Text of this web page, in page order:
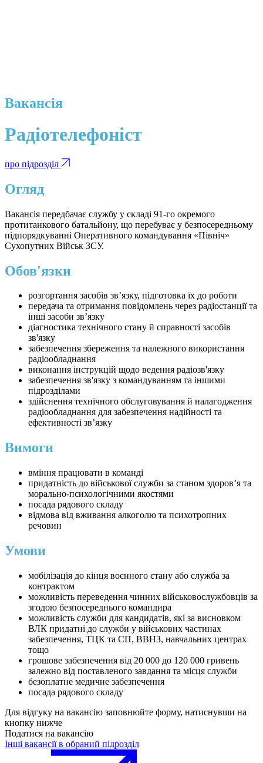
Вакансія
Радіотелефоніст
про підрозділ
Огляд
Вакансія передбачає службу у складі 91-го окремого
протитанкового батальйону, що перебуває у безпосередньому
підпорядкуванні Оперативного командування «Північ»
Сухопутних Військ ЗСУ.
Обов'язки
розгортання засобів зв’язку, підготовка їх до роботи
передача та отримання повідомлень через радіостанції та
інші засоби зв’язку
діагностика технічного стану й справності засобів
зв'язку
забезпечення збереження та належного використання
радіообладнання
виконання інструкцій щодо ведення радіозв'язку
забезпечення зв'язку з командуванням та іншими
підрозділами
здійснення технічного обслуговування й налагодження
радіообладнання для забезпечення надійності та
ефективності зв’язку
Вимоги
вміння працювати в команді
придатність до військової служби за станом здоров’я та
морально-психологічними якостями
посада рядового складу
відмова від вживання алкоголю та психотропних
речовин
Умови
мобілізація до кінця воєнного стану або служба за
контрактом
можливість переведення чинних військовослужбовців за
згодою безпосереднього командира
можливість служби для кандидатів, які за висновком
ВЛК придатні до служби у військових частинах
забезпечення, ТЦК та СП, ВВНЗ, навчальних центрах
тощо
грошове забезпечення від 20 000 до 120 000 гривень
залежно від поставленого завдання та місця служби
безоплатне медичне забезпечення
посада рядового складу
Для відгуку на вакансію заповнюйте форму, натиснувши на
кнопку нижче
Податися на вакансію
Інші вакансії в обраний підрозділ